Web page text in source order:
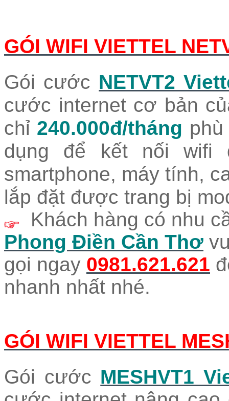
GÓI WIFI VIETTEL
Gói cước NETVT2
cước internet cơ bản
chỉ 240.000đ/tháng
dụng để kết nối wifi
smartphone, máy tính,
lắp đặt được trang bị
Khách hàng có nhu
Phong Điền Cần Thơ
gọi ngay 0981.621.621
nhanh nhất nhé.
GÓI WIFI VIETTEL
Gói cước MESHVT1